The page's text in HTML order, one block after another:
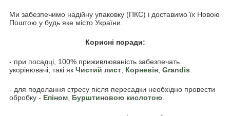
Ми забезпечимо надійну упаковку (ПКС) і доставимо їх Новою
Поштою у будь яке місто України.
Корисні поради:
- при посадці, 100% приживлюваність забезпечать
укорінювачі, такі як Чистий лист Корневін Grandis
- для подолання стресу після пересадки необхідно провести
обробку - Епіном Бурштиновою кислотою